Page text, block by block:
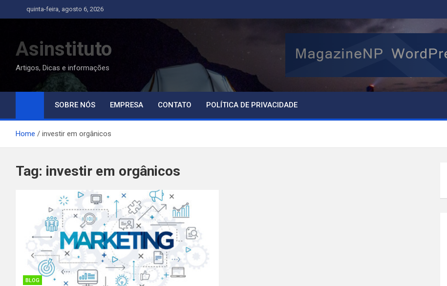
to
quinta-feira, agosto 6, 2026
Asinstituto
Artigos, Dicas e informações
SOBRE NÓS EMPRESA CONTATO POLÍTICA DE PRIVACIDADE
Home investir em orgânicos
Tag: investir em orgânicos
BLOG